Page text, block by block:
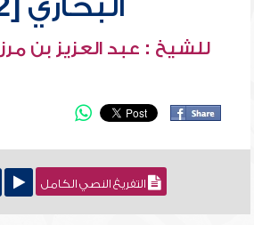
البخاري [2]
للشيخ : عبد العزيز بن
التفريغ النصي الكامل